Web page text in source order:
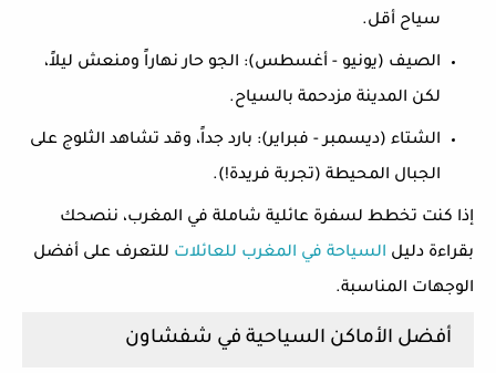
سياح أقل.
الصيف (يونيو - أغسطس): الجو حار نهاراً ومنعش ليلاً،
لكن المدينة مزدحمة بالسياح.
الشتاء (ديسمبر - فبراير): بارد جداً، وقد تشاهد الثلوج على
الجبال المحيطة (تجربة فريدة!).
إذا كنت تخطط لسفرة عائلية شاملة في المغرب، ننصحك
بقراءة دليل السياحة في المغرب للعائلات للتعرف على أفضل
الوجهات المناسبة.
أفضل الأماكن السياحية في شفشاون